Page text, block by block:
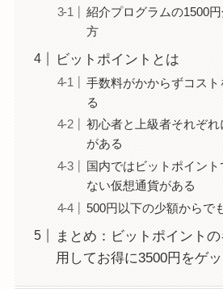
紹介プログラムの1500
方
ビットポイントとは
手数料がかからずコス
る
初心者と上級者それぞ
がある
国内ではビットポイン
ない仮想通貨がある
500円以下の少額からで
まとめ：ビットポイント
用してお得に3500円をゲ